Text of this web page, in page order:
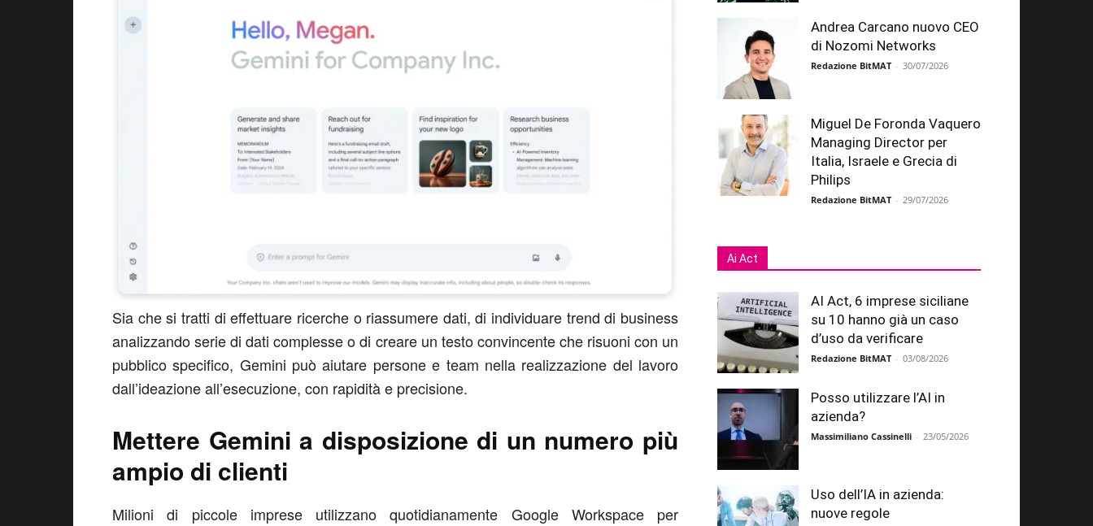
Sia che si tratti di effettuare ricerche o riassumere dati, di individuare trend di business
analizzando serie di dati complesse o di creare un testo convincente che risuoni con un
pubblico specifico, Gemini può aiutare persone e team nella realizzazione del lavoro
dall’ideazione all’esecuzione, con rapidità e precisione.
Mettere Gemini a disposizione di un numero più
ampio di clienti
Milioni di piccole imprese utilizzano quotidianamente Google Workspace per
Andrea Carcano nuovo CEO
di Nozomi Networks
Redazione BitMAT - 30/07/2026
Miguel De Foronda Vaquero
Managing Director per
Italia, Israele e Grecia di
Philips
Redazione BitMAT - 29/07/2026
Ai Act
AI Act, 6 imprese siciliane
su 10 hanno già un caso
d’uso da verificare
Redazione BitMAT - 03/08/2026
Posso utilizzare l’AI in
azienda?
Massimiliano Cassinelli - 23/05/2026
Uso dell’IA in azienda:
nuove regole